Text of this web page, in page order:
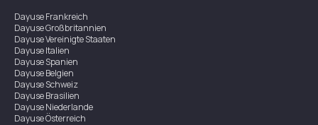
DayuseFrankreich
DayuseGroßbritannien
DayuseVereinigte Staaten
DayuseItalien
DayuseSpanien
DayuseBelgien
DayuseSchweiz
DayuseBrasilien
DayuseNiederlande
DayuseÖsterreich